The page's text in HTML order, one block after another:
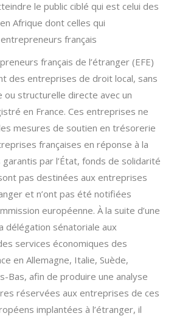
le public ciblé qui est celui des
Afrique dont celles qui
français
français de l’étranger (EFE)
des entreprises de droit local, sans
ou structurelle directe avec un
en France. Ces entreprises ne
mesures de soutien en trésorerie
françaises en réponse à la
par l’État, fonds de solidarité
pas destinées aux entreprises
et n’ont pas été notifiées
européenne. À la suite d’une
délégation sénatoriale aux
services économiques des
en Allemagne, Italie, Suède,
Bas, afin de produire une analyse
réservées aux entreprises de ces
implantées à l’étranger, il